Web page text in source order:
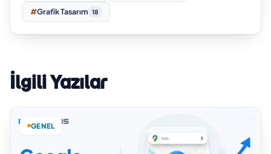
#Grafik Tasarım 18
İlgili Yazılar
GENEL